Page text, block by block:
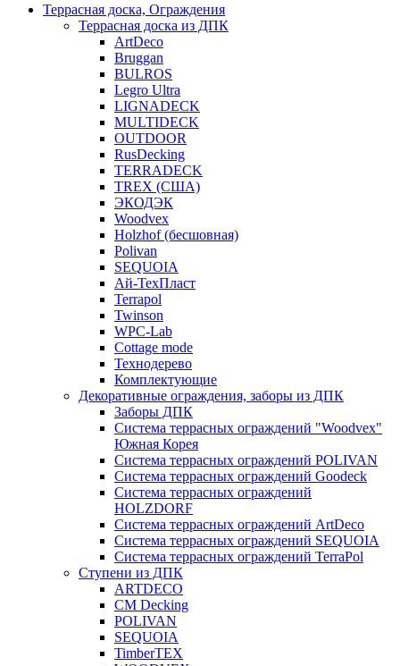
Террасная доска, Ограждения
Террасная доска из ДПК
ArtDeco
Bruggan
BULROS
Legro Ultra
LIGNADECK
MULTIDECK
OUTDOOR
RusDecking
TERRADECK
TREX (США)
ЭКОДЭК
Woodvex
Holzhof (бесшовная)
Polivan
SEQUOIA
Ай-ТехПласт
Terrapol
Twinson
WPC-Lab
Cottage mode
Технодерево
Комплектующие
Декоративные ограждения, заборы из ДПК
Заборы ДПК
Система террасных ограждений "Woodvex"
Южная Корея
Система террасных ограждений POLIVAN
Система террасных ограждений Goodeck
Система террасных ограждений
HOLZDORF
Система террасных ограждений ArtDeco
Система террасных ограждений SEQUOIA
Система террасных ограждений TerraPol
Ступени из ДПК
ARTDECO
CM Decking
POLIVAN
SEQUOIA
TimberTEX